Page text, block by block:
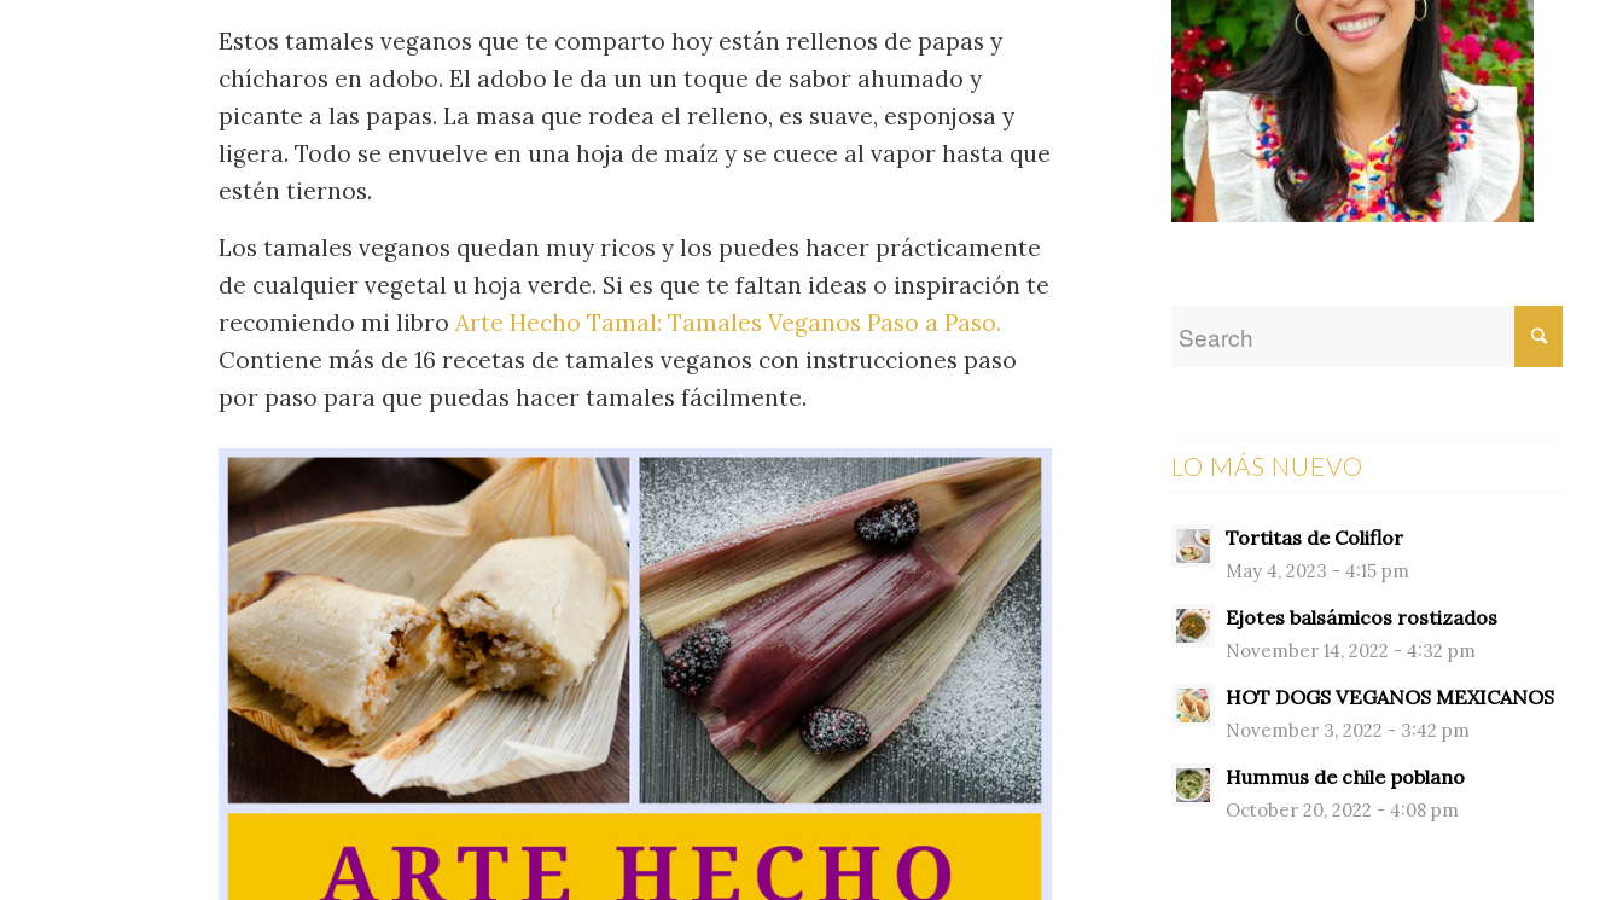
Estos tamales veganos que te comparto hoy están rellenos de papas y
chícharos en adobo. El adobo le da un un toque de sabor ahumado y
picante a las papas. La masa que rodea el relleno, es suave, esponjosa y
ligera. Todo se envuelve en una hoja de maíz y se cuece al vapor hasta que
estén tiernos.
Los tamales veganos quedan muy ricos y los puedes hacer prácticamente
de cualquier vegetal u hoja verde. Si es que te faltan ideas o inspiración te
recomiendo mi libro Arte Hecho Tamal: Tamales Veganos Paso a Paso.
Contiene más de 16 recetas de tamales veganos con instrucciones paso
por paso para que puedas hacer tamales fácilmente.
LO MÁS NUEVO
Tortitas de Coliflor
May 4, 2023 - 4:15 pm
Ejotes balsámicos rostizados
November 14, 2022 - 4:32 pm
HOT DOGS VEGANOS MEXICANOS
November 3, 2022 - 3:42 pm
Hummus de chile poblano
October 20, 2022 - 4:08 pm